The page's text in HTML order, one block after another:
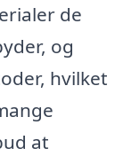
de
og
hvilket
at